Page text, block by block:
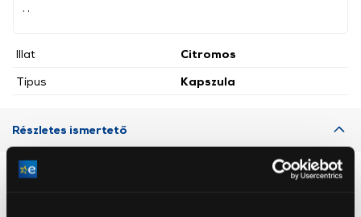
Illat
Citromos
Típus
Kapszula
Részletes ismertető